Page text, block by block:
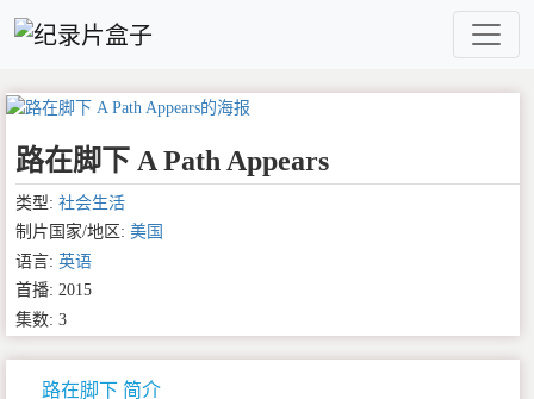
路在脚下 A Path Appears
类型: 社会生活
制片国家/地区: 美国
语言: 英语
首播: 2015
集数: 3
路在脚下 简介